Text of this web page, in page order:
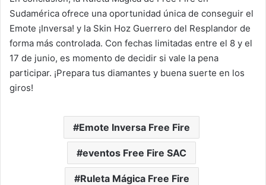
Sudamérica ofrece una oportunidad única de conseguir el
Emote ¡Inversa! y la Skin Hoz Guerrero del Resplandor de
forma más controlada. Con fechas limitadas entre el 8 y el
17 de junio, es momento de decidir si vale la pena
participar. ¡Prepara tus diamantes y buena suerte en los
giros!
Emote Inversa Free Fire
eventos Free Fire SAC
Ruleta Mágica Free Fire